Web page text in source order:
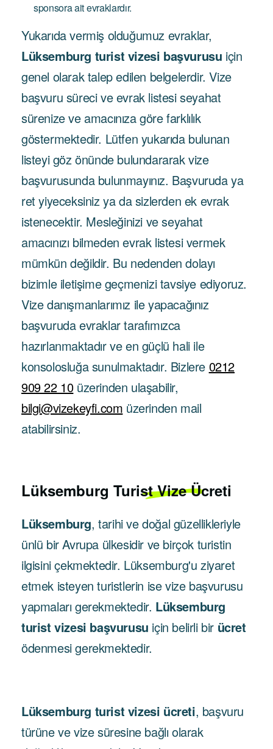
sponsora ait evraklardır.
Yukarıda vermiş olduğumuz evraklar,
Lüksemburg turist vizesi başvurusu için
genel olarak talep edilen belgelerdir. Vize
başvuru süreci ve evrak listesi seyahat
sürenize ve amacınıza göre farklılık
göstermektedir. Lütfen yukarıda bulunan
listeyi göz önünde bulundararak vize
başvurusunda bulunmayınız. Başvuruda ya
ret yiyeceksiniz ya da sizlerden ek evrak
istenecektir. Mesleğinizi ve seyahat
amacınızı bilmeden evrak listesi vermek
mümkün değildir. Bu nedenden dolayı
bizimle iletişime geçmenizi tavsiye ediyoruz.
Vize danışmanlarımız ile yapacağınız
başvuruda evraklar tarafımızca
hazırlanmaktadır ve en güçlü hali ile
konsolosluğa sunulmaktadır. Bizlere 0212
909 22 10üzerinden ulaşabilir,
bilgi@vizekeyfi.com üzerinden mail
atabilirsiniz.
Lüksemburg Turist Vize Ücreti
Lüksemburg, tarihi ve doğal güzellikleriyle
ünlü bir Avrupa ülkesidir ve birçok turistin
ilgisini çekmektedir. Lüksemburg'u ziyaret
etmek isteyen turistlerin ise vize başvurusu
yapmaları gerekmektedir. Lüksemburg
turist vizesi başvurusu için belirli bir ücret
ödenmesi gerekmektedir.
Lüksemburg turist vizesi ücreti, başvuru
türüne ve vize süresine bağlı olarak